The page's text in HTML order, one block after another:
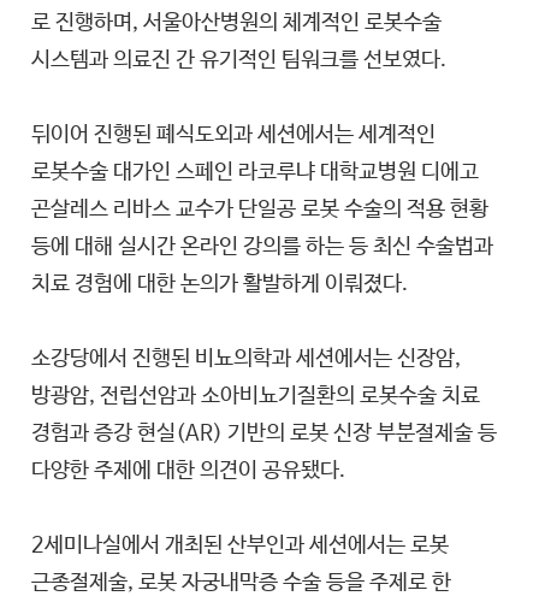
로 진행하며, 서울아산병원의 체계적인 로봇수술
시스템과 의료진 간 유기적인 팀워크를 선보였다.
뒤이어 진행된 폐식도외과 세션에서는 세계적인
로봇수술 대가인 스페인 라코루냐 대학교병원 디에고
곤살레스 리바스 교수가 단일공 로봇 수술의 적용 현황
등에 대해 실시간 온라인 강의를 하는 등 최신 수술법과
치료 경험에 대한 논의가 활발하게 이뤄졌다.
소강당에서 진행된 비뇨의학과 세션에서는 신장암,
방광암, 전립선암과 소아비뇨기질환의 로봇수술 치료
경험과 증강 현실(AR) 기반의 로봇 신장 부분절제술 등
다양한 주제에 대한 의견이 공유됐다.
2세미나실에서 개최된 산부인과 세션에서는 로봇
근종절제술, 로봇 자궁내막증 수술 등을 주제로 한